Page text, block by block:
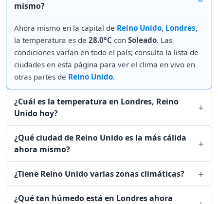
mismo?
Ahora mismo en la capital de Reino Unido, Londres,
la temperatura es de 28.0°C con Soleado. Las
condiciones varían en todo el país; consulta la lista de
ciudades en esta página para ver el clima en vivo en
otras partes de Reino Unido.
¿Cuál es la temperatura en Londres, Reino
Unido hoy?
¿Qué ciudad de Reino Unido es la más cálida
ahora mismo?
¿Tiene Reino Unido varias zonas climáticas?
¿Qué tan húmedo está en Londres ahora